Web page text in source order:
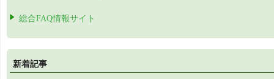
総合FAQ情報サイト
新着記事